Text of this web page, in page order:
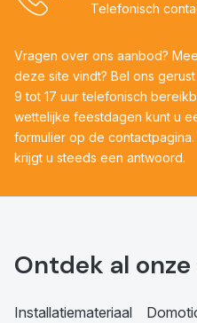
Telefonisch
Vragen over ons aanbod?
deze site vindt? Bel ons
9 tot 17 uur telefonisch
wettelijke feestdagen kunt u
formulier op de
krijgt u steeds een antwoord.
Ontdek al
Installatiemateriaal